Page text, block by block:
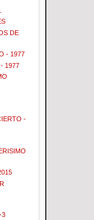
DE
- 1977
1977
-
3